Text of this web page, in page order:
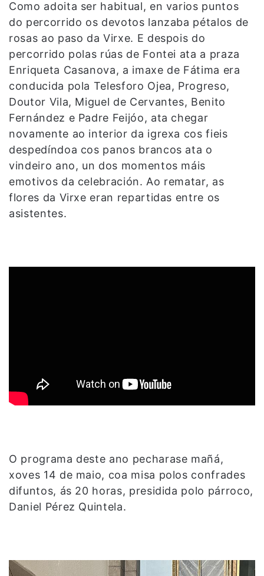
Como adoita ser habitual, en varios puntos
do percorrido os devotos lanzaba pétalos de
rosas ao paso da Virxe. E despois do
percorrido polas rúas de Fontei ata a praza
Enriqueta Casanova, a imaxe de Fátima era
conducida pola Telesforo Ojea, Progreso,
Doutor Vila, Miguel de Cervantes, Benito
Fernández e Padre Feijóo, ata chegar
novamente ao interior da igrexa cos fieis
despedíndoa cos panos brancos ata o
vindeiro ano, un dos momentos máis
emotivos da celebración. Ao rematar, as
flores da Virxe eran repartidas entre os
asistentes.
O programa deste ano pecharase mañá,
xoves 14 de maio, coa misa polos confrades
difuntos, ás 20 horas, presidida polo párroco,
Daniel Pérez Quintela.